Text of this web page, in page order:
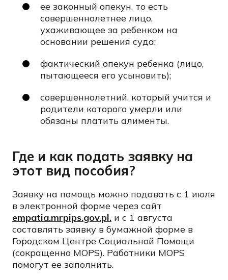
ее законный опекун, то есть
совершеннолетнее лицо,
ухаживающее за ребенком на
основании решения суда;
фактический опекун ребенка (лицо,
пытающееся его усыновить);
совершеннолетний, который учится и
родители которого умерли или
обязаны платить алименты.
Где и как подать заявку на
этот вид пособия?
Заявку на помощь можно подавать с 1 июля
в электронной форме через сайт
empatia.mrpips.gov.pl. и с 1 августа
составлять заявку в бумажной форме в
Городском Центре Социальной Помощи
(сокращенно МOPS). Работники MOPS
помогут ее заполнить.